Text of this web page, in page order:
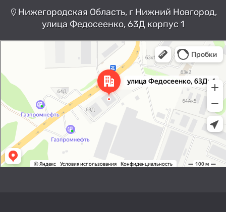
Нижегородская Область, г Нижний Новгород,
улица Федосеенко, 63Д корпус 1
Нижний Новгород
Улица Федосеенко, 63Дк1 —
Яндекс Карты